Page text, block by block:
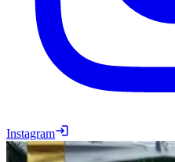
Instagram